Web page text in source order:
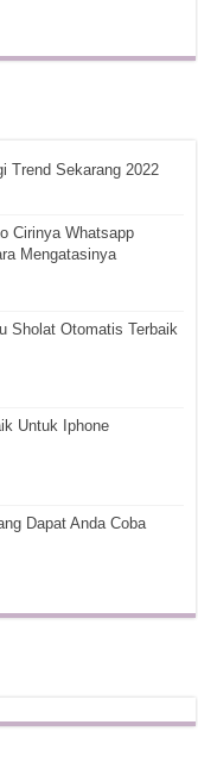
Trend Sekarang 2022
Cirinya Whatsapp
Mengatasinya
Sholat Otomatis Terbaik
Untuk Iphone
Dapat Anda Coba